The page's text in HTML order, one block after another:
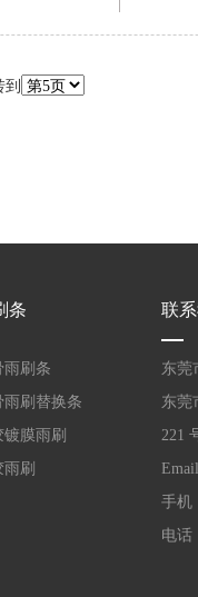
条
雨刷条
雨刷替换条
镀膜雨刷
刷
联
东莞
东莞
221
手机
电话